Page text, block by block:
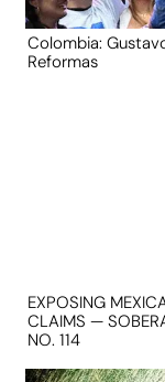
Colombia:
Reformas
EXPOSING
CLAIMS —
NO. 114